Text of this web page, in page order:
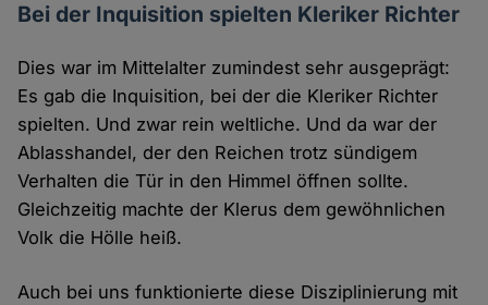
Bei der Inquisition spielten Kleriker Richter
Dies war im Mittelalter zumindest sehr ausgeprägt:
Es gab die Inquisition, bei der die Kleriker Richter
spielten. Und zwar rein weltliche. Und da war der
Ablasshandel, der den Reichen trotz sündigem
Verhalten die Tür in den Himmel öffnen sollte.
Gleichzeitig machte der Klerus dem gewöhnlichen
Volk die Hölle heiß.
Auch bei uns funktionierte diese Disziplinierung mit